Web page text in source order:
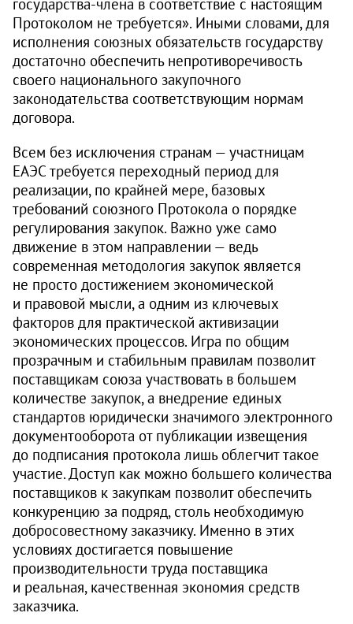
Протоколом не требуется». Иными словами, для
исполнения союзных обязательств государству
достаточно обеспечить непротиворечивость
своего национального закупочного
законодательства соответствующим нормам
договора.
Всем без исключения странам — участницам
ЕАЭС требуется переходный период для
реализации, по крайней мере, базовых
требований союзного Протокола о порядке
регулирования закупок. Важно уже само
движение в этом направлении — ведь
современная методология закупок является
не просто достижением экономической
и правовой мысли, а одним из ключевых
факторов для практической активизации
экономических процессов. Игра по общим
прозрачным и стабильным правилам позволит
поставщикам союза участвовать в большем
количестве закупок, а внедрение единых
стандартов юридически значимого электронного
документооборота от публикации извещения
до подписания протокола лишь облегчит такое
участие. Доступ как можно большего количества
поставщиков к закупкам позволит обеспечить
конкуренцию за подряд, столь необходимую
добросовестному заказчику. Именно в этих
условиях достигается повышение
производительности труда поставщика
и реальная, качественная экономия средств
заказчика.